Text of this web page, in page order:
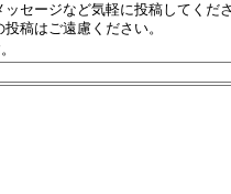
セージなど気軽に投稿してくださ
稿はご遠慮ください。